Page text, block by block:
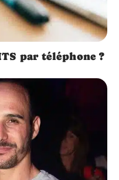
par téléphone ?